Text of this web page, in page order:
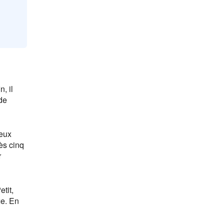
il
cinq
En